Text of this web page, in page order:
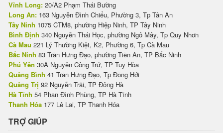
Vĩnh Long: 20/A2 Phạm Thái Bường
Long An: 163 Nguyễn Đình Chiểu, Phường 3, Tp Tân An
Tây Ninh 1075 CTM8, phường Hiệp Ninh, TP Tây Ninh
Bình Định 340 Nguyễn Thái Học, phường Ngô Mây, Tp Quy Nhơn
Cà Mau 221 Lý Thường Kiệt, K2, Phường 6, Tp Cà Mau
Bắc Ninh 83 Trần Hưng Đạo, phường Tiền An, TP Bắc Ninh
Phú Yên 30A Nguyễn Công Trứ, TP Tuy Hòa
Quảng Bình 41 Trần Hưng Đạo, Tp Đồng Hới
Quảng Trị 92 Nguyễn Trãi, TP Đông Hà
Hà Tĩnh 54 Phan Đình Phùng, TP Hà Tĩnh
Thanh Hóa 177 Lê Lai, TP Thanh Hóa
TRỢ GIÚP